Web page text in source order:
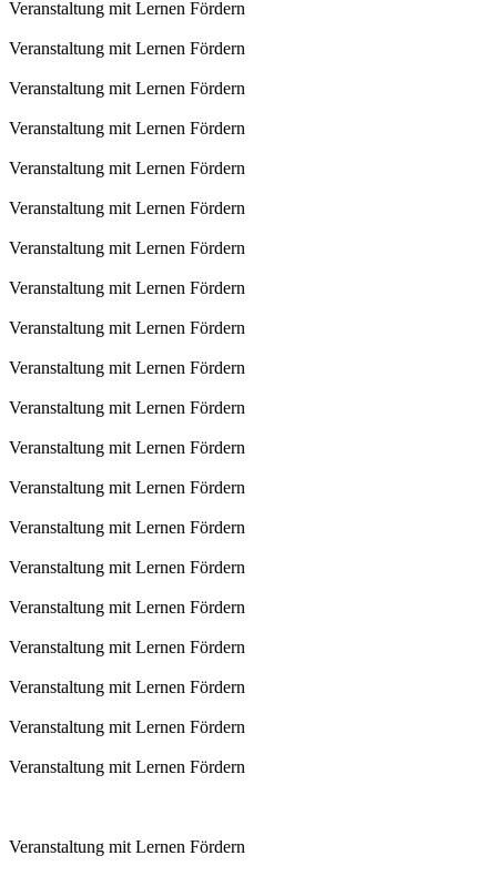
Veranstaltung mit Lernen Fördern
Veranstaltung mit Lernen Fördern
Veranstaltung mit Lernen Fördern
Veranstaltung mit Lernen Fördern
Veranstaltung mit Lernen Fördern
Veranstaltung mit Lernen Fördern
Veranstaltung mit Lernen Fördern
Veranstaltung mit Lernen Fördern
Veranstaltung mit Lernen Fördern
Veranstaltung mit Lernen Fördern
Veranstaltung mit Lernen Fördern
Veranstaltung mit Lernen Fördern
Veranstaltung mit Lernen Fördern
Veranstaltung mit Lernen Fördern
Veranstaltung mit Lernen Fördern
Veranstaltung mit Lernen Fördern
Veranstaltung mit Lernen Fördern
Veranstaltung mit Lernen Fördern
Veranstaltung mit Lernen Fördern
Veranstaltung mit Lernen Fördern
Veranstaltung mit Lernen Fördern